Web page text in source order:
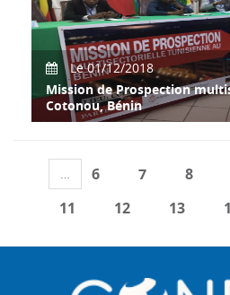
Le 01/12/2018
Mission de Prospection
Cotonou, Bénin
… 6 7 8
11
12 13